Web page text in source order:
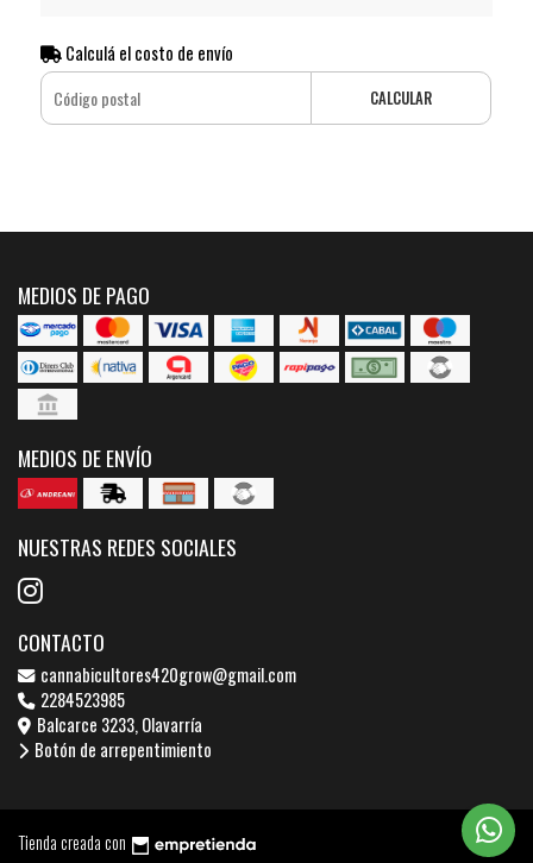
Calculá el costo de envío
CALCULAR
MEDIOS DE PAGO
MEDIOS DE ENVÍO
NUESTRAS REDES SOCIALES
CONTACTO
cannabicultores420grow@gmail.com
2284523985
Balcarce 3233, Olavarría
Botón de arrepentimiento
Tienda creada con